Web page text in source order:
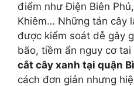
điểm như Điện Biên
Khiêm… Những tán cây
được kiểm soát dễ gây
bão, tiềm ẩn nguy cơ
cắt cây xanh tại quận
cách đơn giản nhưng